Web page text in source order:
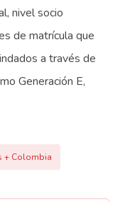
nivel socio
de matrícula que
a través de
Generación E,
+ Colombia